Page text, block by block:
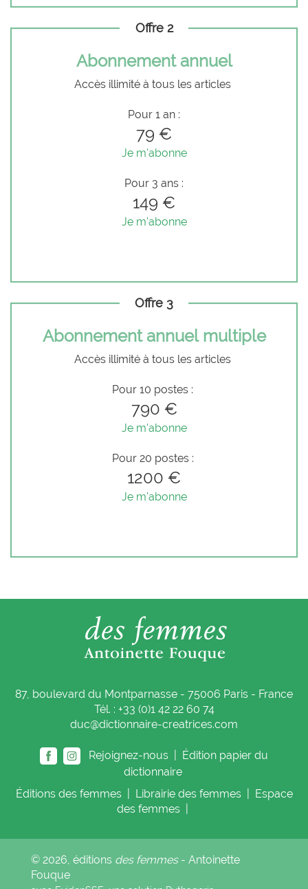
Offre 2
Abonnement annuel
Accès illimité à tous les articles
Pour 1 an :
79 €
Je m'abonne
Pour 3 ans :
149 €
Je m'abonne
Offre 3
Abonnement annuel multiple
Accès illimité à tous les articles
Pour 10 postes :
790 €
Je m'abonne
Pour 20 postes :
1200 €
Je m'abonne
87, boulevard du Montparnasse - 75006 Paris - France
Tél. : +33 (0)1 42 22 60 74
duc@dictionnaire-creatrices.com
Rejoignez-nous |
Édition papier du
dictionnaire
Éditions des femmes Librairie des femmes
Espace
des femmes
© 2026, éditions des femmes- Antoinette
Fouque